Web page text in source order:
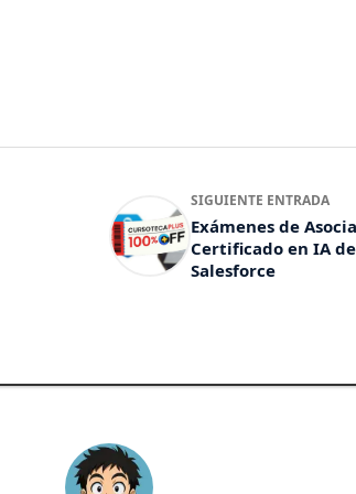
SIGUIENTE ENTRADA
Exámenes de
Certificado en IA de
Salesforce